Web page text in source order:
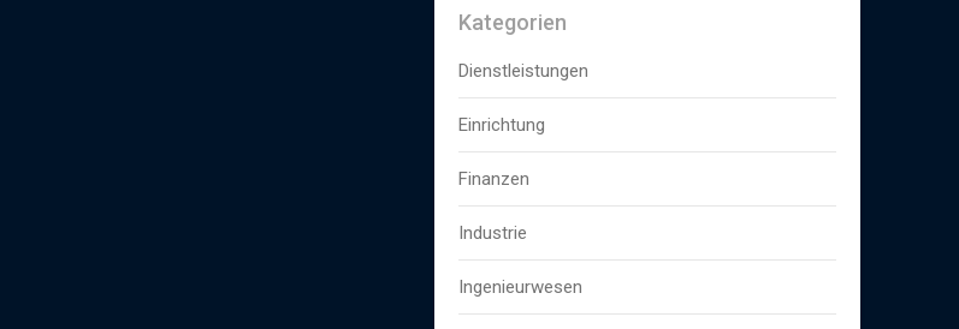
Kategorien
Dienstleistungen
Einrichtung
Finanzen
Industrie
Ingenieurwesen